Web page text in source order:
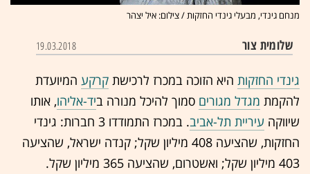
מנחם גינדי, מבעלי גינדי החזקות / צילום: איל יצהר
שלומית צור 19.03.2018
גינדי החזקות היא הזוכה במכרז לרכישת קרקע המיועדת
להקמת מגדל מגורים סמוך להיכל מנורה ביד-אליהו, אותו
שיווקה עיריית תל-אביב
. במכרז התמודדו 3 חברות: גינדי
החזקות, שהציעה 408 מיליון שקל; קנדה ישראל, שהציעה
403 מיליון שקל; ואשטרום, שהציעה 365 מיליון שקל.